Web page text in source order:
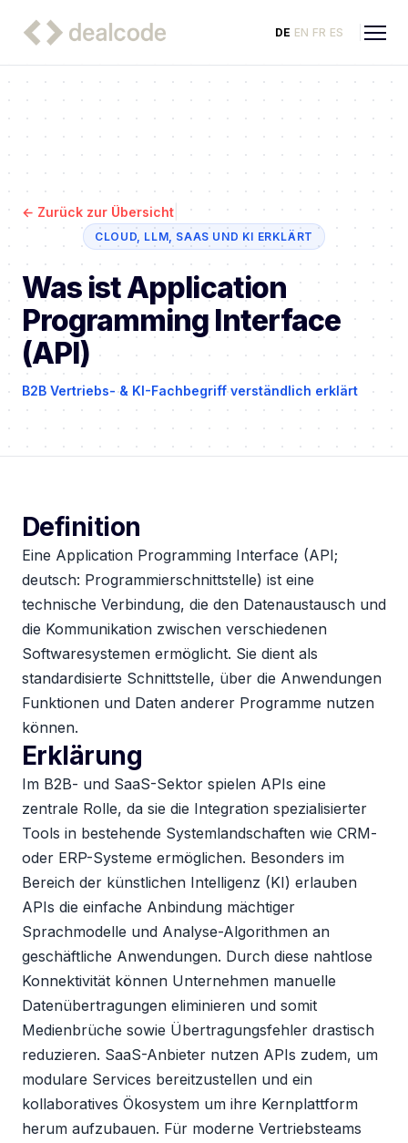
DE EN FR ES
← Zurück zur Übersicht
CLOUD, LLM, SAAS UND KI ERKLÄRT
Was ist Application
Programming Interface
(API)
B2B Vertriebs- & KI-Fachbegriff verständlich erklärt
Definition
Eine Application Programming Interface (API;
deutsch: Programmierschnittstelle) ist eine
technische Verbindung, die den Datenaustausch und
die Kommunikation zwischen verschiedenen
Softwaresystemen ermöglicht. Sie dient als
standardisierte Schnittstelle, über die Anwendungen
Funktionen und Daten anderer Programme nutzen
können.
Erklärung
Im B2B- und SaaS-Sektor spielen APIs eine
zentrale Rolle, da sie die Integration spezialisierter
Tools in bestehende Systemlandschaften wie CRM-
oder ERP-Systeme ermöglichen. Besonders im
Bereich der künstlichen Intelligenz (KI) erlauben
APIs die einfache Anbindung mächtiger
Sprachmodelle und Analyse-Algorithmen an
geschäftliche Anwendungen. Durch diese nahtlose
Konnektivität können Unternehmen manuelle
Datenübertragungen eliminieren und somit
Medienbrüche sowie Übertragungsfehler drastisch
reduzieren. SaaS-Anbieter nutzen APIs zudem, um
modulare Services bereitzustellen und ein
kollaboratives Ökosystem um ihre Kernplattform
herum aufzubauen. Für moderne Vertriebsteams